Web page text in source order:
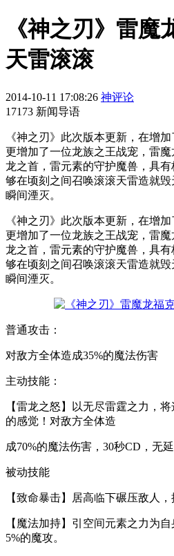
《神之刃》雷魔
天雷滚滚
2014-10-11 17:08:26 神评论
17173 新闻导语
《神之刃》此次版本更新，在增
更增加了一位龙族之王战宠，雷
龙之首，雷元素的守护魔兽，具
够在顷刻之间召唤滚滚天雷造就
瞬间湮灭。
《神之刃》此次版本更新，在增
更增加了一位龙族之王战宠，雷
龙之首，雷元素的守护魔兽，具
够在顷刻之间召唤滚滚天雷造就
瞬间湮灭。
普通攻击：
对敌方全体造成35%的魔法伤害
主动技能：
【雷龙之怒】以无尽雷霆之力，
的感觉！对敌方全体造
成70%的魔法伤害，30秒CD，无延
被动技能
【致命暴击】居高临下碾压敌人，
【魔法加持】引空间元素之力为
5%的魔攻。